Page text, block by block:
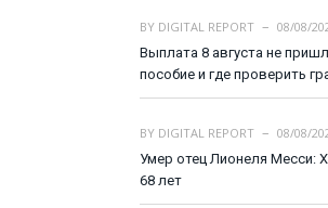
BY DIGITAL REPORT
08/08/
Выплата 8 августа не
пособие и где проверить
BY DIGITAL REPORT
08/08/
Умер отец Лионеля Месси:
68 лет